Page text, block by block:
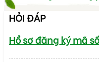
HỎI ĐÁP
Hồ sơ đăng ký mã